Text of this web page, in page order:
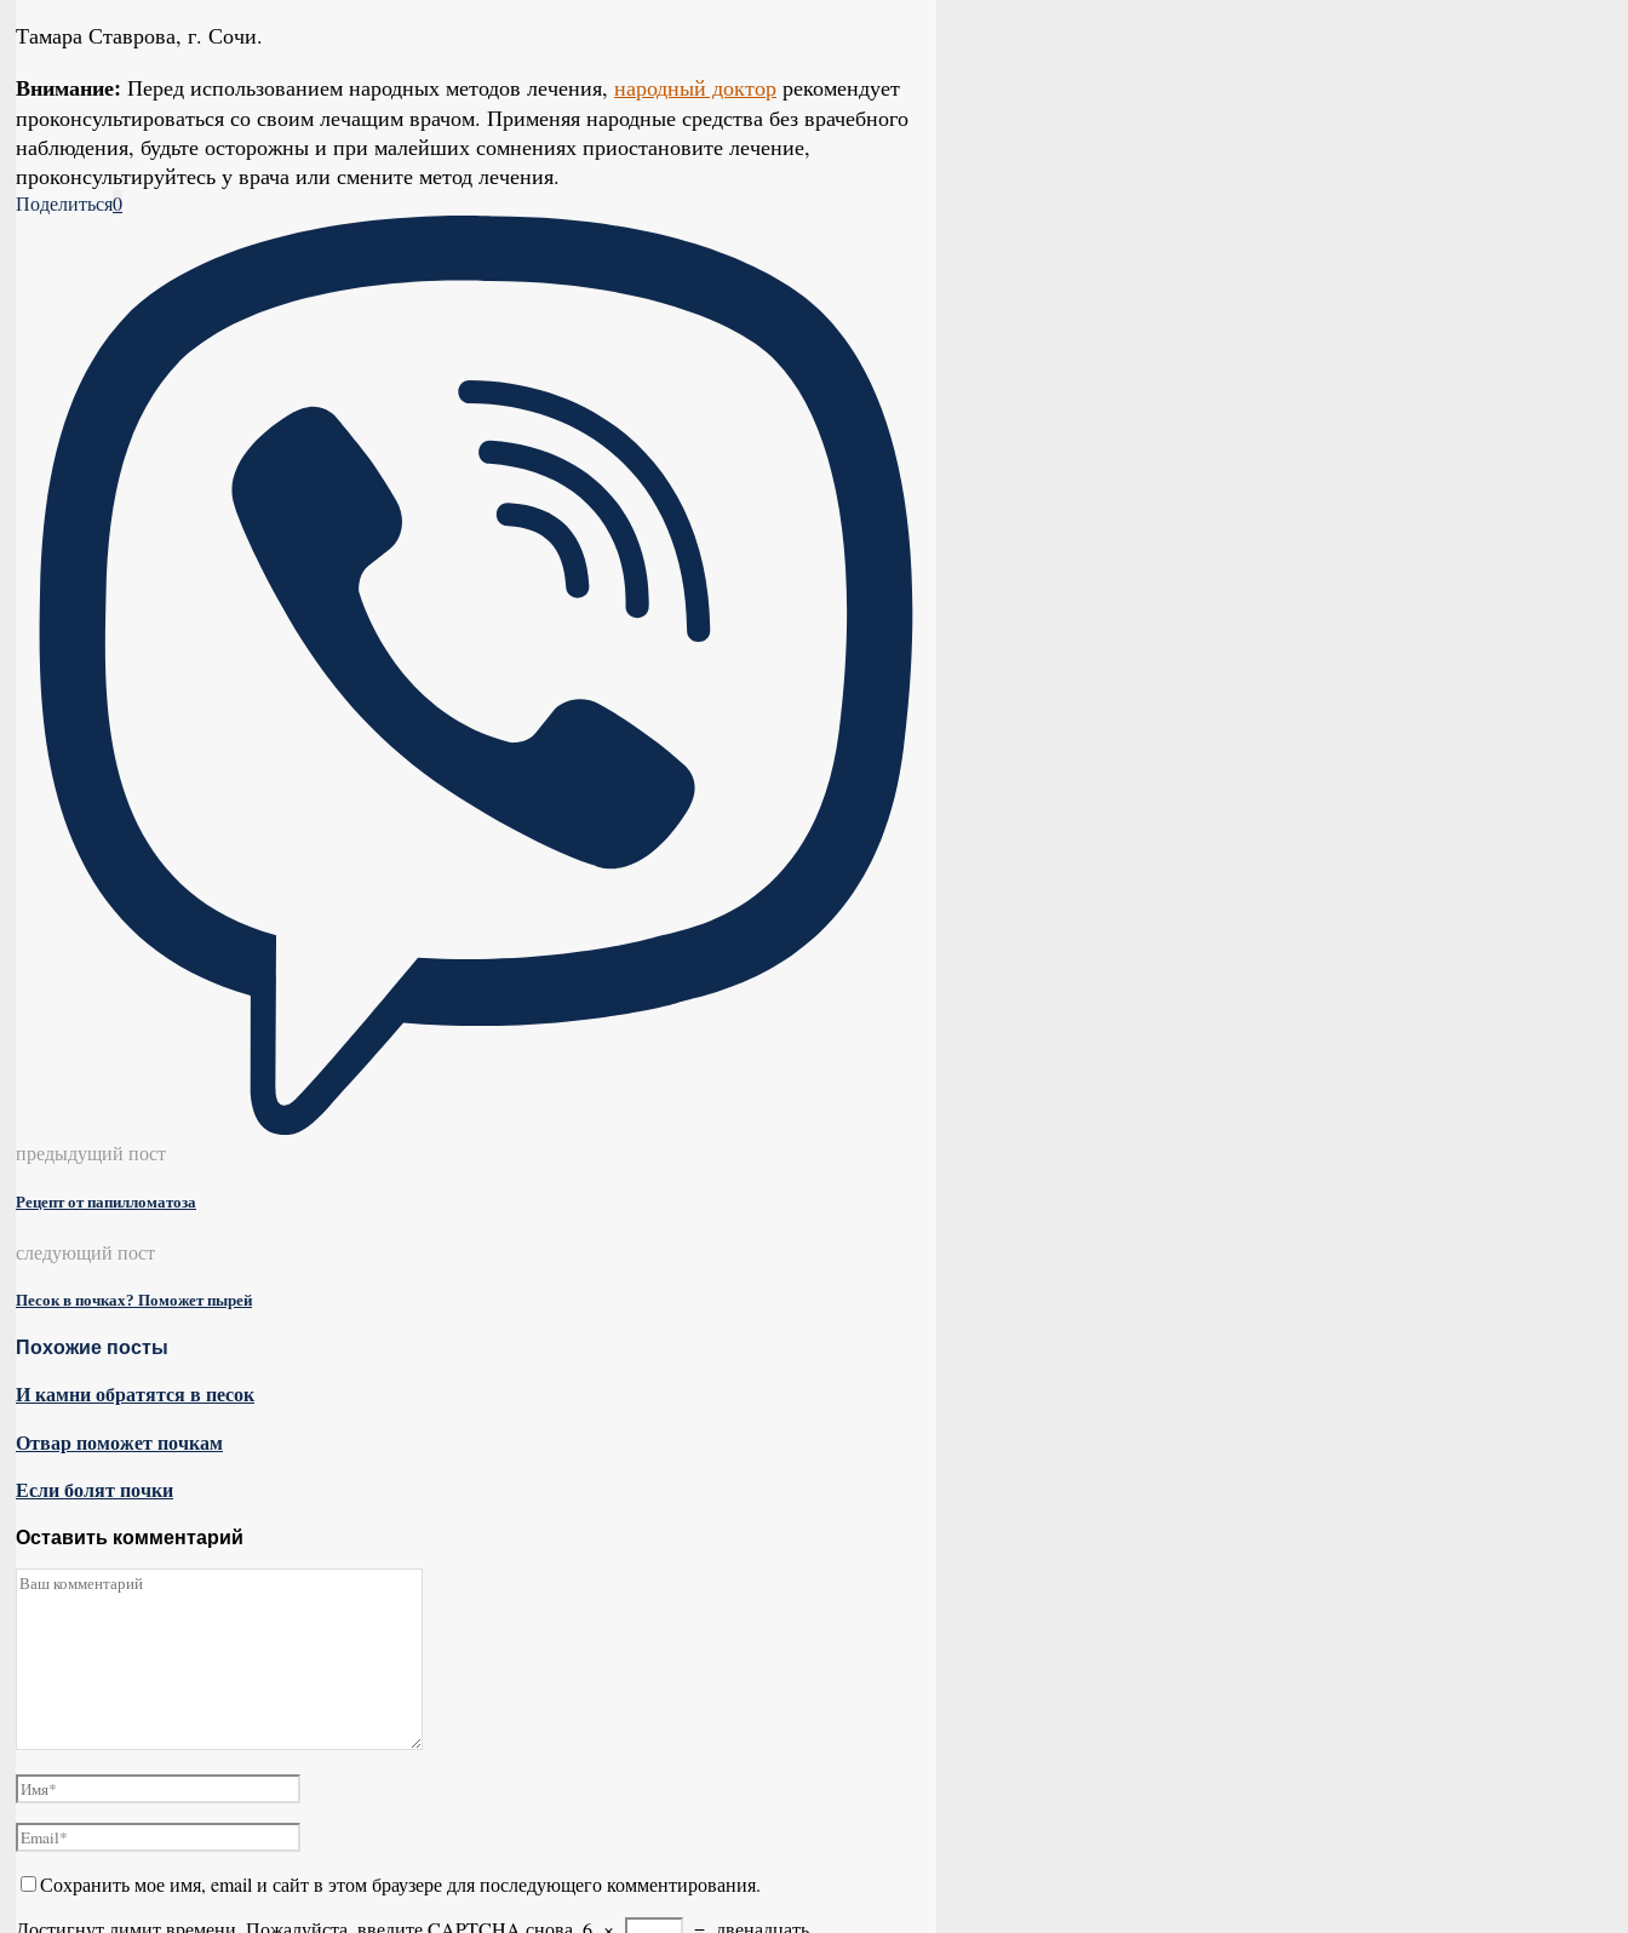
Тамара Ставрова, г. Сочи.
Внимание: Перед использованием народных методов лечения, народный доктор рекомендует
проконсультироваться со своим лечащим врачом. Применяя народные средства без врачебного
наблюдения, будьте осторожны и при малейших сомнениях приостановите лечение,
проконсультируйтесь у врача или смените метод лечения.
Поделиться0
предыдущий пост
Рецепт от папилломатоза
следующий пост
Песок в почках? Поможет пырей
Похожие посты
И камни обратятся в песок
Отвар поможет почкам
Если болят почки
Оставить комментарий
Сохранить мое имя, email и сайт в этом браузере для последующего комментирования.